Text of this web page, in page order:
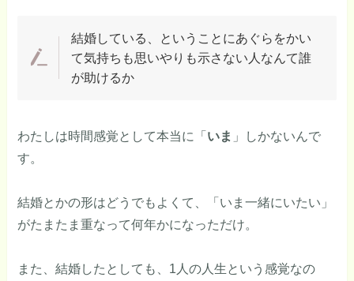
結婚している、ということにあぐらをかい
て気持ちも思いやりも示さない人なんて誰
が助けるか
わたしは時間感覚として本当に「 いま 」しかないんで
す。
結婚とかの形はどうでもよくて、「いま一緒にいたい」
がたまたま重なって何年かになっただけ。
また、結婚したとしても、1人の人生という感覚なの